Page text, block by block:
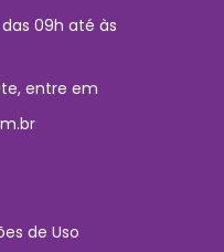
09h até às
entre em
de Uso